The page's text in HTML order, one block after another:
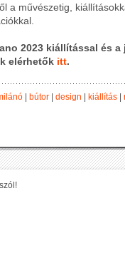
a művészetig,
2023 kiállítással és a
elérhetők itt.
bútor design kiállítás